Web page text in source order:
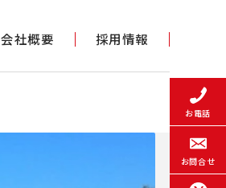
会社概要 採用情報
お電話
お問合せ